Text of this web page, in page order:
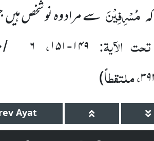
مُسْرِفِیۡنَ سے مراد وہ نو شخص ہیں
الآیۃ: ۱۴۹-۱۵۱، ۶ /
، ملتقطاً)
Ayat